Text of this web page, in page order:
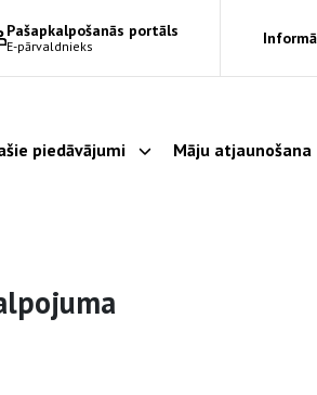
Pašapkalpošanās portāls
E-pārvaldnieks
apakšizvēlni
piedāvājumi Parādīt apakšizvēlni
Māju atjaunošana